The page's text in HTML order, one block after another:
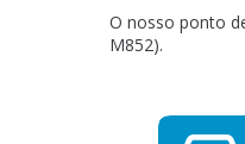
O nosso ponto
M852).